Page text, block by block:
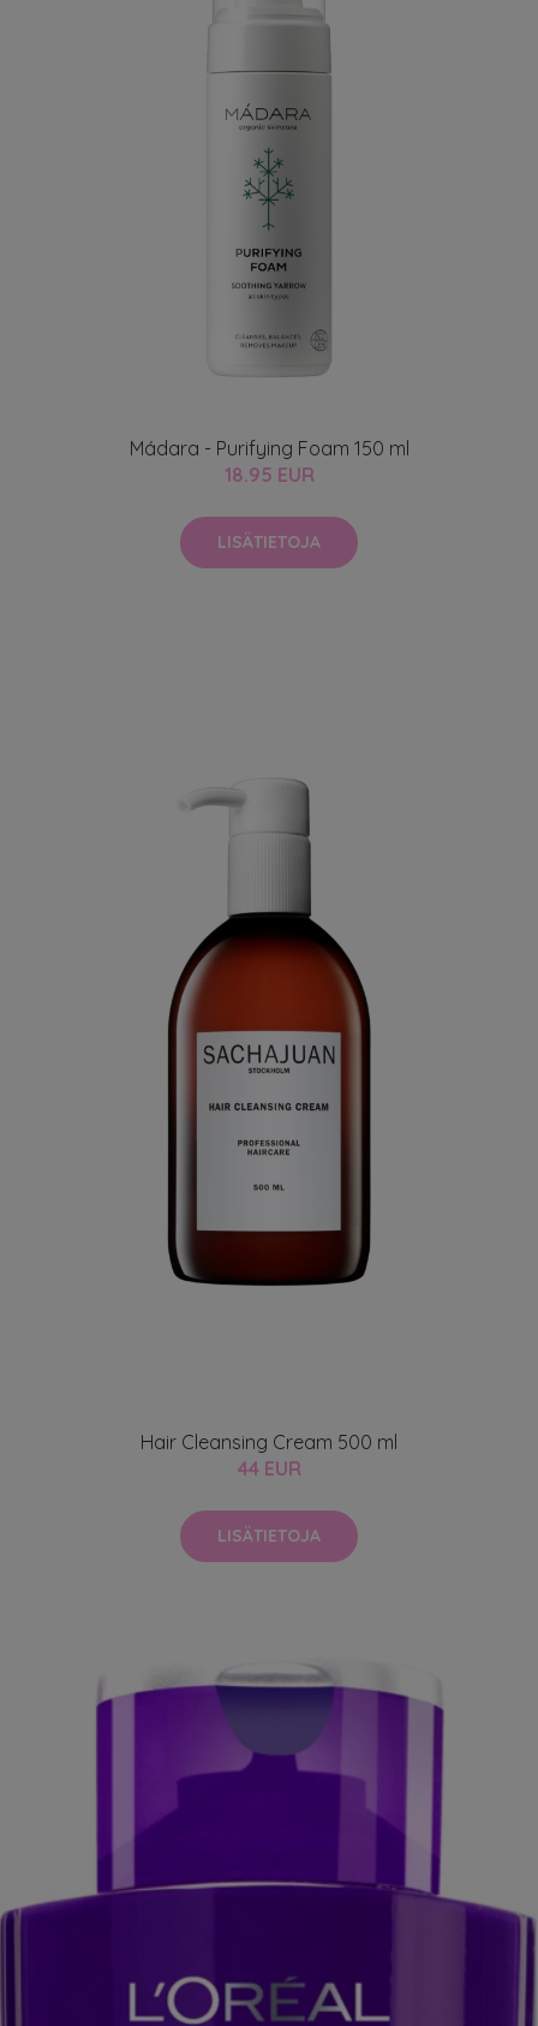
Mádara - Purifying Foam 150 ml
18.95 EUR
LISÄTIETOJA
Hair Cleansing Cream 500 ml
44 EUR
LISÄTIETOJA